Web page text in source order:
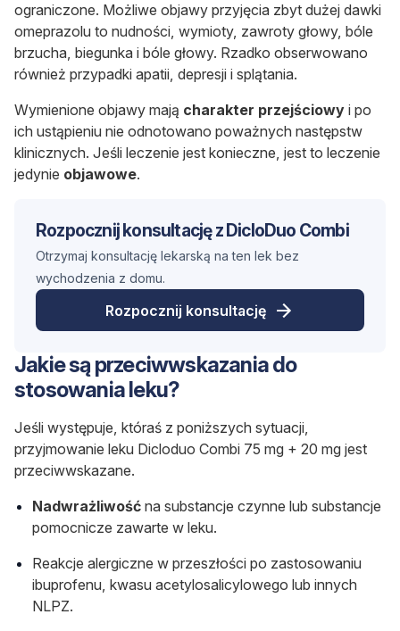
ograniczone. Możliwe objawy przyjęcia zbyt dużej dawki
omeprazolu to nudności, wymioty, zawroty głowy, bóle
brzucha, biegunka i bóle głowy. Rzadko obserwowano
również przypadki apatii, depresji i splątania.
Wymienione objawy mają charakter przejściowy i po
ich ustąpieniu nie odnotowano poważnych następstw
klinicznych. Jeśli leczenie jest konieczne, jest to leczenie
jedynie objawowe.
Rozpocznij konsultację z DicloDuo Combi
Otrzymaj konsultację lekarską na ten lek bez
wychodzenia z domu.
Rozpocznij konsultację
Jakie są przeciwwskazania do
stosowania leku?
Jeśli występuje, któraś z poniższych sytuacji,
przyjmowanie leku Dicloduo Combi 75 mg + 20 mg jest
przeciwwskazane.
Nadwrażliwość na substancje czynne lub substancje
pomocnicze zawarte w leku.
Reakcje alergiczne w przeszłości po zastosowaniu
ibuprofenu, kwasu acetylosalicylowego lub innych
NLPZ.